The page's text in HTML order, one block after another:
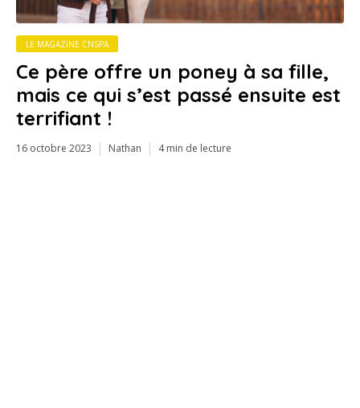
LE MAGAZINE CNSPA
Ce père offre un poney à sa fille,
mais ce qui s’est passé ensuite est
terrifiant !
16 octobre 2023 Nathan 4 min de lecture